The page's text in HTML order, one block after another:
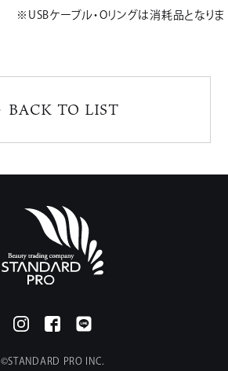
※USBケーブル・Oリングは消耗品となりま
BACK TO LIST
©︎STANDARD PRO INC.